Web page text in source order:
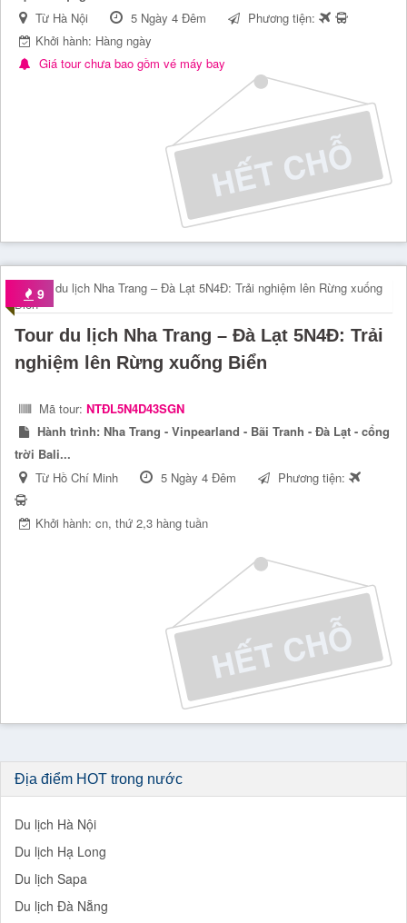
Từ Hà Nội
5 Ngày 4 Đêm
Phương tiện:
Khởi hành: Hàng ngày
Giá tour chưa bao gồm vé máy bay
9
Tour du lịch Nha Trang – Đà Lạt 5N4Đ: Trải
nghiệm lên Rừng xuống Biển
Mã tour: NTĐL5N4D43SGN
Hành trình: Nha Trang - Vinpearland - Bãi Tranh - Đà Lạt - cổng
trời Bali...
Từ Hồ Chí Minh
5 Ngày 4 Đêm Phương tiện:
Khởi hành: cn, thứ 2,3 hàng tuần
Địa điểm HOT trong nước
Du lịch Hà Nội
Du lịch Hạ Long
Du lịch Sapa
Du lịch Đà Nẵng